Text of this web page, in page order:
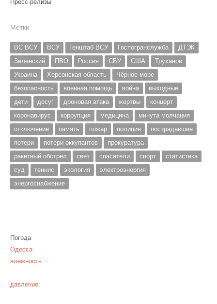
Пресс-релизы
Метки
ВС ВСУ ВСУ Генштаб ВСУ Госпогранслужба
ДТЭК
Зеленский
ПВО Россия СБУ США
Труханов
Украина
Херсонская область
Чёрное море
безопасность
военная помощь война
выходные
дети
досуг дроновая атака жертвы
концерт
коронавирус
коррупция медицина
минута молчания
отключение
память пожар полиция
пострадавшие
потери
потери оккупантов
прокуратура
ракетный обстрел
свет спасатели спорт
статистика
суд
теннис экология
электроэнергия
энергоснабжение
Погода
Одесса
влажность:
давление: